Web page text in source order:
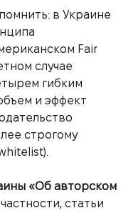
в Украине
Fair
случае
гибким
и эффект
строгому
«Об авторском
статьи